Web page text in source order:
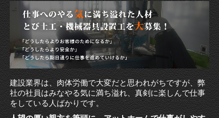
産業廃棄物収集運搬
土建資材販売業
工事実績
保有機材・トラック
採用情報
お問合せ
建設業界は、肉体労働で大変だと思われがちですが、弊
社の社員はみなやる気に満ち溢れ、真剣に楽しんで仕事
をしている人ばかりです。